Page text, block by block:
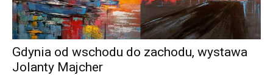
Gdynia od wschodu do zachodu, wystawa
Jolanty Majcher